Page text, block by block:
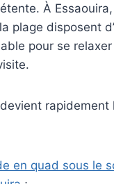
À
plage disposent
pour se
en quad sous le